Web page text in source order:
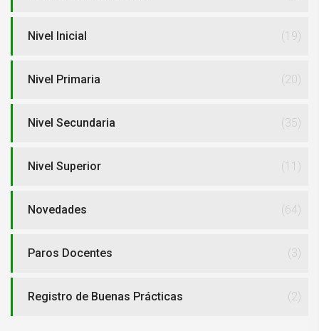
Nivel Inicial (19)
Nivel Primaria (20)
Nivel Secundaria (35)
Nivel Superior (11)
Novedades (64)
Paros Docentes (3)
Registro de Buenas Prácticas (2)